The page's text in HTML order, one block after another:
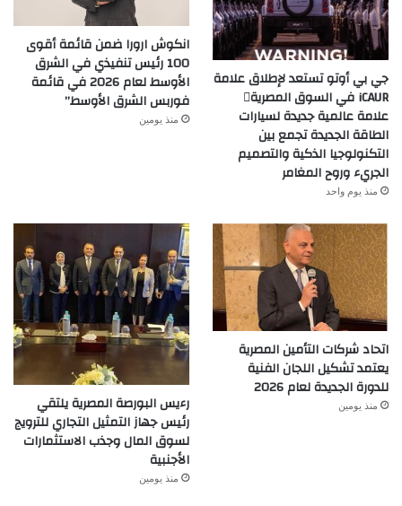
جي بي أوتو تستعد لإطلاق علامة
iCAUR في السوق المصرية
علامة عالمية جديدة لسيارات
الطاقة الجديدة تجمع بين
التكنولوجيا الذكية والتصميم
الجريء وروح المغامر
منذ يوم واحد
انكوش ارورا ضمن قائمة أقوى
100 رئيس تنفيذي في الشرق
الأوسط لعام 2026 في قائمة
فوربس الشرق الأوسط”
منذ يومين
اتحاد شركات التأمين المصرية
يعتمد تشكيل اللجان الفنية
للدورة الجديدة لعام 2026
منذ يومين
رءيس البورصة المصرية يلتقي
رئيس جهاز التمثيل التجاري للترويج
لسوق المال وجذب الاستثمارات
الأجنبية
منذ يومين